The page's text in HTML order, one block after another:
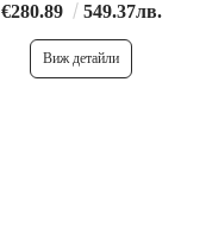
€280.89 549.37лв.
Виж детайли